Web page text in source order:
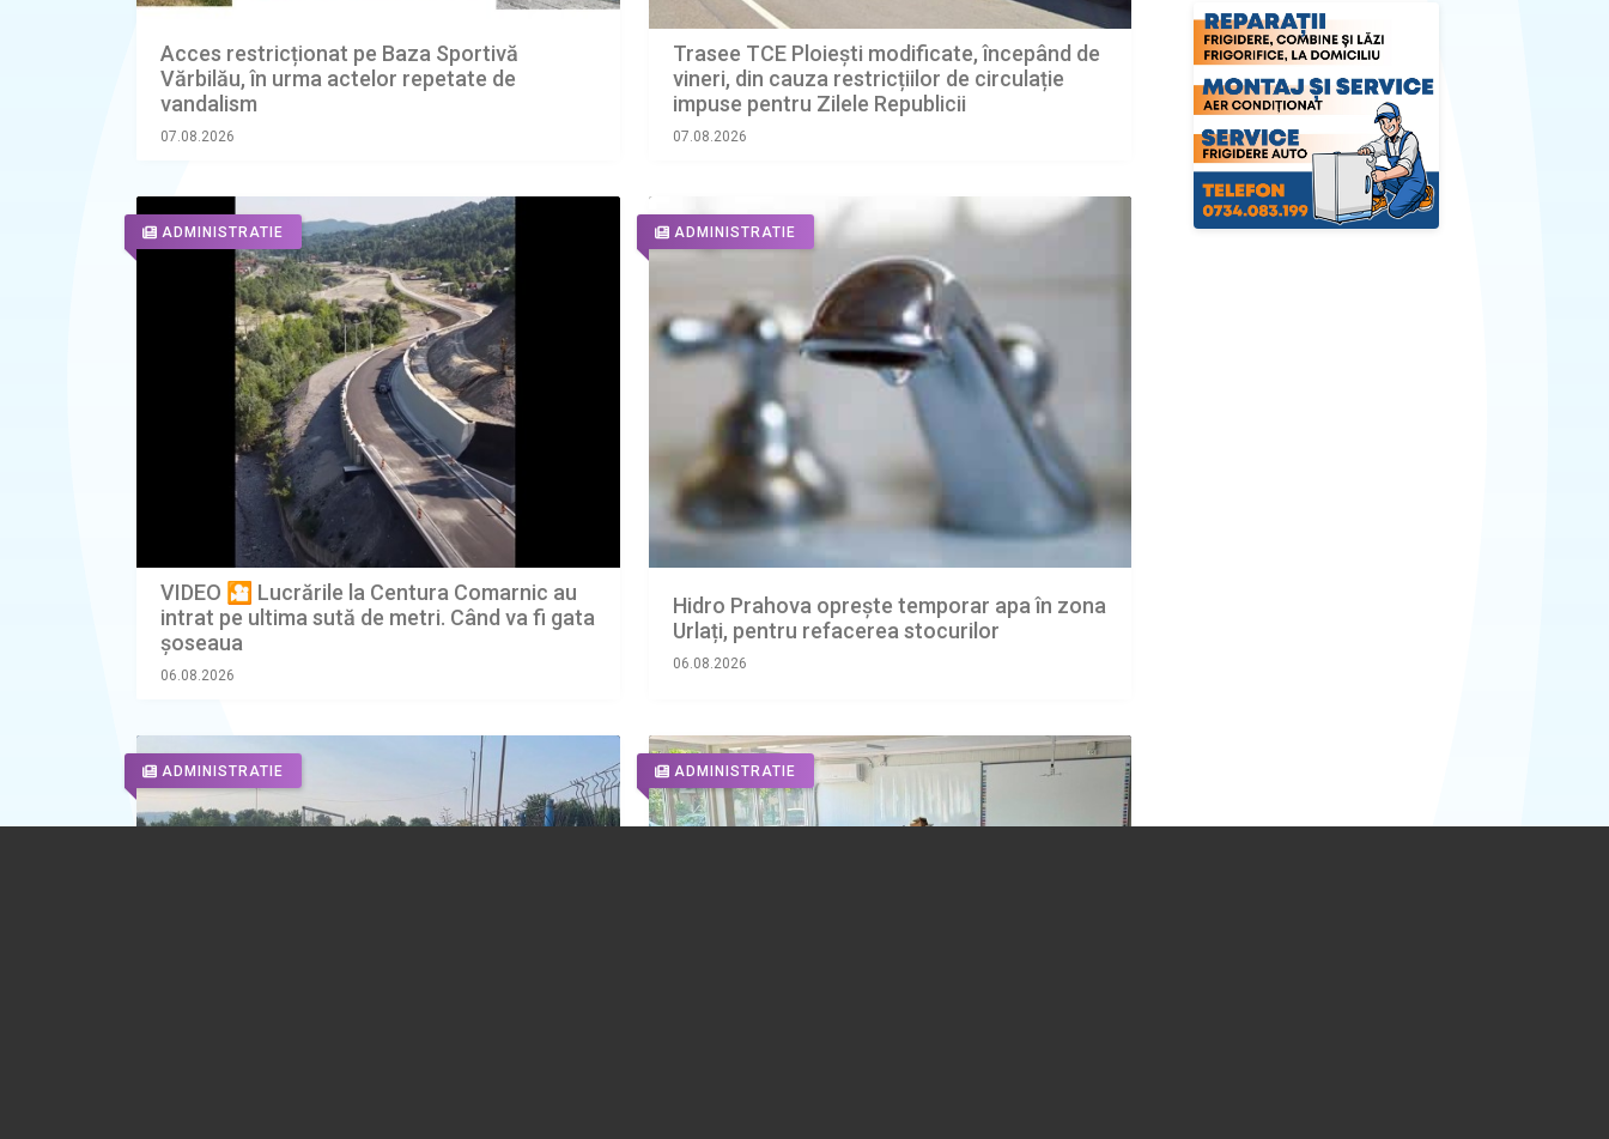
Acces restricționat pe Baza Sportivă
Vărbilău, în urma actelor repetate de
vandalism
07.08.2026
Trasee TCE Ploiești modificate, începând de
vineri, din cauza restricțiilor de circulație
impuse pentru Zilele Republicii
07.08.2026
ADMINISTRATIE
VIDEO 🎦 Lucrările la Centura Comarnic au
intrat pe ultima sută de metri. Când va fi gata
șoseaua
06.08.2026
ADMINISTRATIE
Hidro Prahova oprește temporar apa în zona
Urlați, pentru refacerea stocurilor
06.08.2026
ADMINISTRATIE ADMINISTRATIE